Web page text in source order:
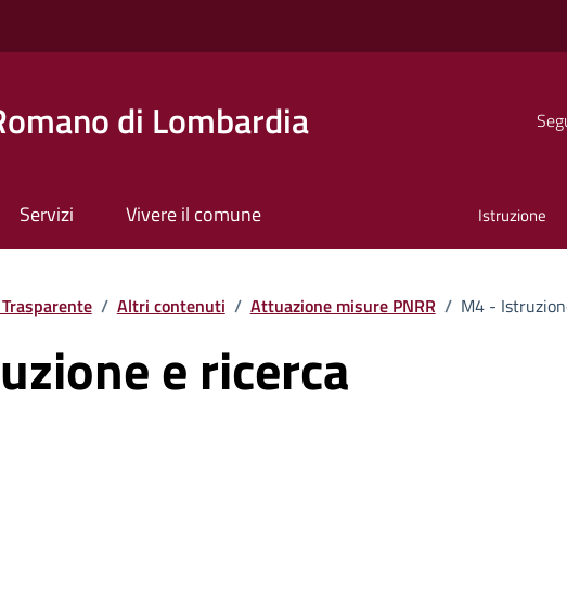
di Lombardia
Servizi Vivere il comune Istruzione
/ Altri contenuti / Attuazione misure PNRR / M4 -
e ricerca